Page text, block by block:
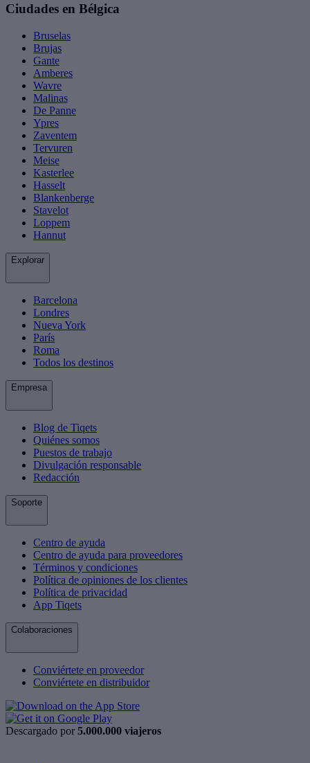
Ciudades en Bélgica
Bruselas
Brujas
Gante
Amberes
Wavre
Malinas
De Panne
Ypres
Zaventem
Tervuren
Meise
Kasterlee
Hasselt
Blankenberge
Stavelot
Loppem
Hannut
Explorar
Barcelona
Londres
Nueva York
París
Roma
Todos los destinos
Empresa
Blog de Tiqets
Quiénes somos
Puestos de trabajo
Divulgación responsable
Redacción
Soporte
Centro de ayuda
Centro de ayuda para proveedores
Términos y condiciones
Política de opiniones de los clientes
Política de privacidad
App Tiqets
Colaboraciones
Conviértete en proveedor
Conviértete en distribuidor
Descargado por 5.000.000 viajeros